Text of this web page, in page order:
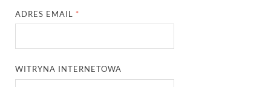
ADRES EMAIL *
WITRYNA INTERNETOWA